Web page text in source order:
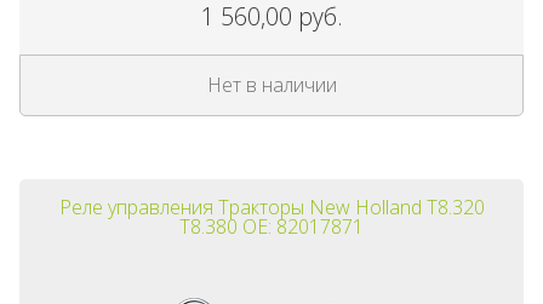
1 560,00 руб.
Нет в наличии
Реле управления Тракторы New Holland T8.320
T8.380 OE: 82017871